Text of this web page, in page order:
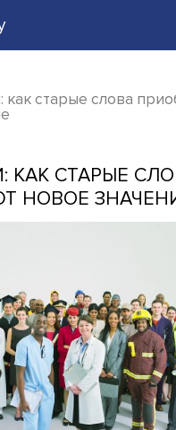
как старые
КАК СТАРЫЕ
НОВОЕ